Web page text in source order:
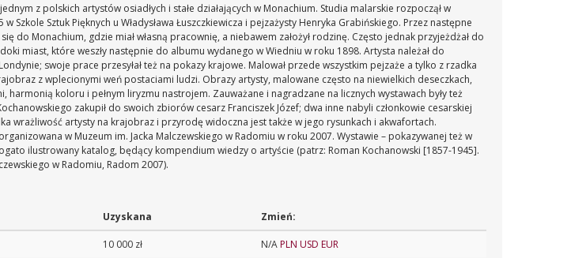
z polskich artystów osiadłych i stałe działających w Monachium. Studia malarskie rozpoczął w
Sztuk Pięknych u Władysława Łuszczkiewicza i pejzażysty Henryka Grabińskiego. Przez następne
do Monachium, gdzie miał własną pracownię, a niebawem założył rodzinę. Często jednak przyjeżdżał do
miast, które weszły następnie do albumu wydanego w Wiedniu w roku 1898. Artysta należał do
swoje prace przesyłał też na pokazy krajowe. Malował przede wszystkim pejzaże a tylko z rzadka
z wplecionymi weń postaciami ludzi. Obrazy artysty, malowane często na niewielkich deseczkach,
koloru i pełnym liryzmu nastrojem. Zauważane i nagradzane na licznych wystawach były też
zakupił do swoich zbiorów cesarz Franciszek Józef; dwa inne nabyli członkowie cesarskiej
wrażliwość artysty na krajobraz i przyrodę widoczna jest także w jego rysunkach i akwafortach.
w Muzeum im. Jacka Malczewskiego w Radomiu w roku 2007. Wystawie – pokazywanej też w
ilustrowany katalog, będący kompendium wiedzy o artyście (patrz: Roman Kochanowski [1857-1945].
w Radomiu, Radom 2007).
Uzyskana Zmień:
10 000 zł N/APLN USD EUR